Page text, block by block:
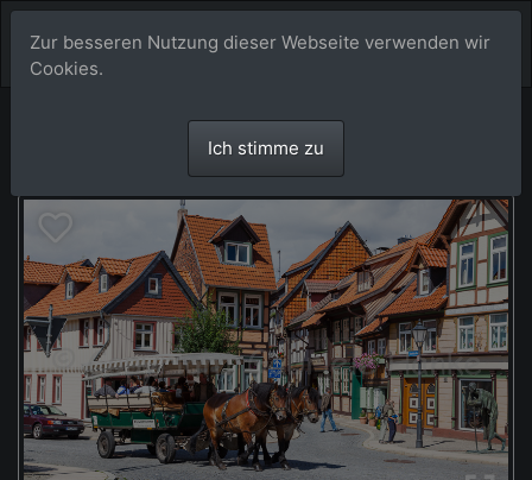
Zur besseren Nutzung dieser Webseite verwenden wir
Cookies.
Ich stimme zu